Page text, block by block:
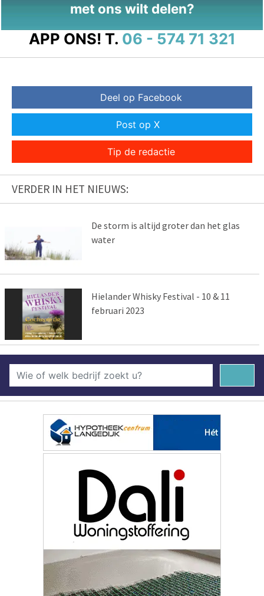
met ons wilt delen?
APP ONS! T. 06 - 574 71 321
Deel op Facebook
Post op X
Tip de redactie
VERDER IN HET NIEUWS:
De storm is altijd groter dan het glas
water
Hielander Whisky Festival - 10 & 11
februari 2023